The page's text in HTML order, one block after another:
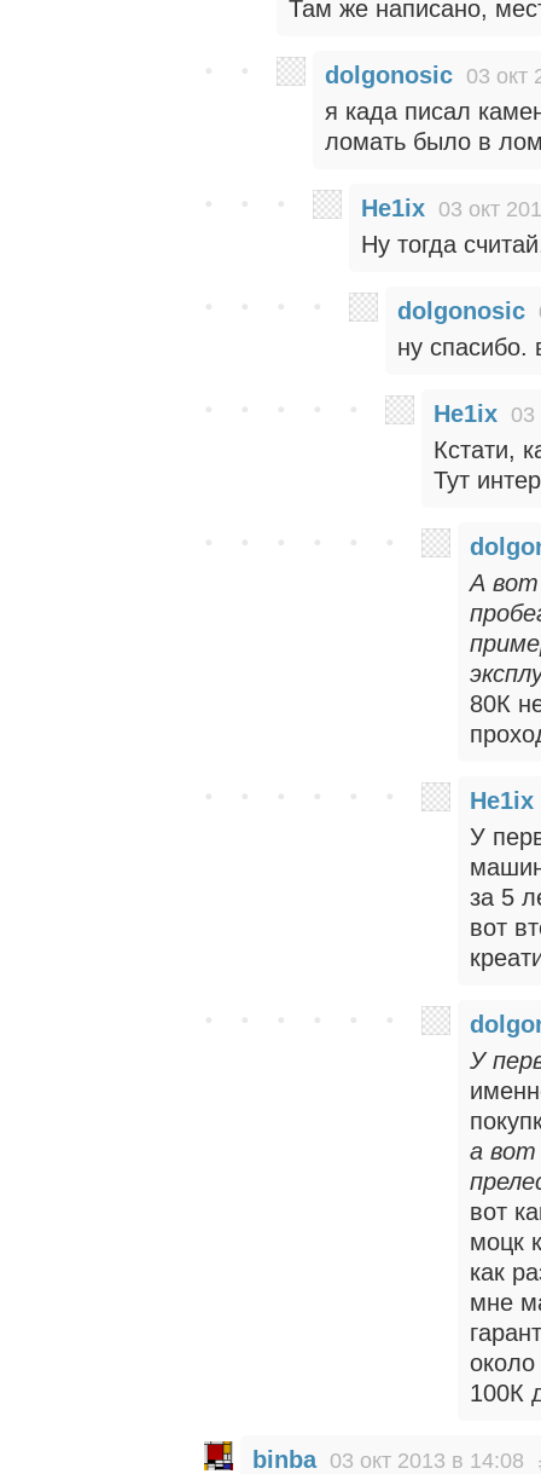
Там же написано,
dolgonosic 03 окт
я када писал
ломать было в
He1ix 03 окт
Ну тогда
dolgonosic
ну спасибо.
He1ix 03
Кстати,
Тут
А
80К
He1ix
У
за 5
вот
У
а вот
вот
моцк
как
мне
100К
binba 03 окт 2013 в 14:08